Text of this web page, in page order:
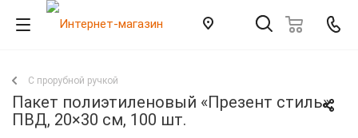
С прорубной ручкой
Пакет полиэтиленовый «Презент стиль»,
ПВД, 20×30 см, 100 шт.